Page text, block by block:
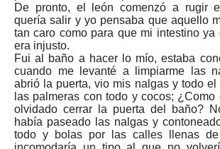
De pronto, el león comenzó a rugir
quería salir y yo pensaba que aquello
tan caro como para que mi intestino ya
era injusto.
Fui al baño a hacer lo mío, estaba
cuando me levanté a limpiarme las
abrió la puerta, vio mis nalgas y todo el
las palmeras con todo y cocos; ¿Como
olvidado cerrar la puerta del baño?
había paseado las nalgas y
todo y bolas por las calles llenas